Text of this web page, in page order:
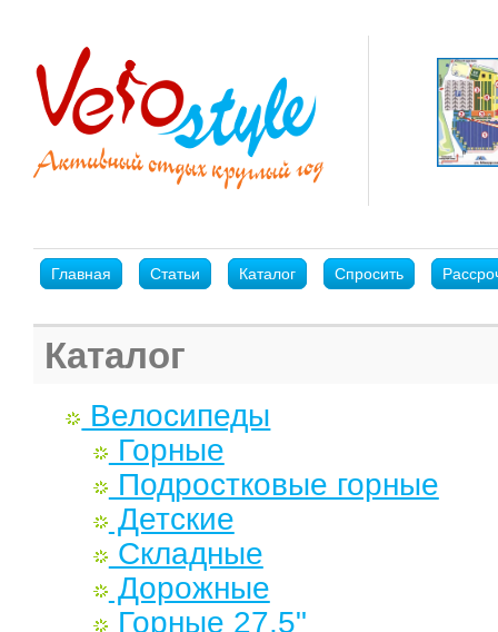
Главная Статьи Каталог Спросить
Каталог
Велосипеды
Горные
Подростковые горные
Детские
Складные
Дорожные
Горные 27,5"